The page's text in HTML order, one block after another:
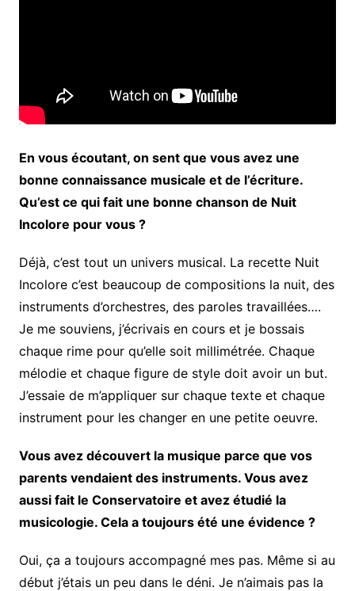
En vous écoutant, on sent que vous avez une
bonne connaissance musicale et de l’écriture.
Qu’est ce qui fait une bonne chanson de Nuit
Incolore pour vous ?
Déjà, c’est tout un univers musical. La recette Nuit
Incolore c’est beaucoup de compositions la nuit, des
instruments d’orchestres, des paroles travaillées….
Je me souviens, j’écrivais en cours et je bossais
chaque rime pour qu’elle soit millimétrée. Chaque
mélodie et chaque figure de style doit avoir un but.
J’essaie de m’appliquer sur chaque texte et chaque
instrument pour les changer en une petite oeuvre.
Vous avez découvert la musique parce que vos
parents vendaient des instruments. Vous avez
aussi fait le Conservatoire et avez étudié la
musicologie. Cela a toujours été une évidence ?
Oui, ça a toujours accompagné mes pas. Même si au
début j’étais un peu dans le déni. Je n’aimais pas la